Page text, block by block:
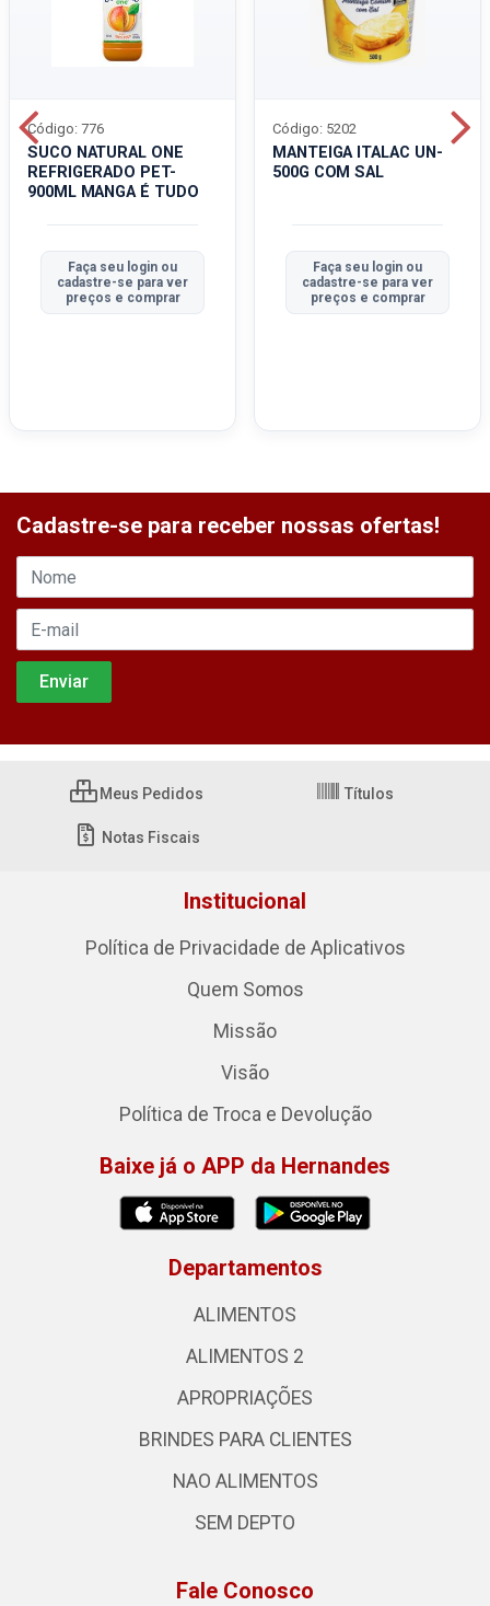
SUCO NATURAL ONE
REFRIGERADO PET-
900ML MANGA É TUDO
Código: 776
Faça seu login ou
cadastre-se para ver
preços e comprar
MANTEIGA ITALAC UN-
500G COM SAL
Código: 5202
Faça seu login ou
cadastre-se para ver
preços e comprar
Cadastre-se para receber nossas ofertas!
Meus Pedidos Títulos
Notas Fiscais
Institucional
Política de Privacidade de Aplicativos
Quem Somos
Missão
Visão
Política de Troca e Devolução
Baixe já o APP da Hernandes
Departamentos
ALIMENTOS
ALIMENTOS 2
APROPRIAÇÕES
BRINDES PARA CLIENTES
NAO ALIMENTOS
SEM DEPTO
Fale Conosco